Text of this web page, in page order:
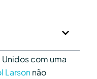
com uma
Larsonnão